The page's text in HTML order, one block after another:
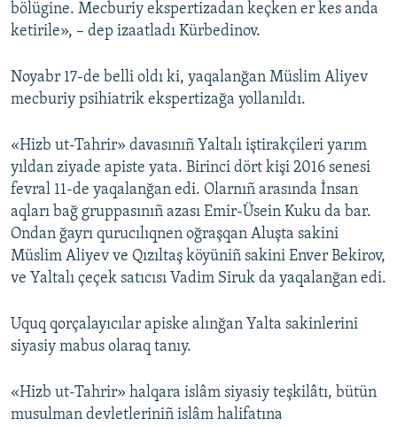
bölügine. Mecburiy ekspertizadan keçken er kes anda
ketirile», – dep izaatladı Kürbedinov.
Noyabr 17-de belli oldı ki, yaqalanğan Müslim Aliyev
mecburiy psihiatrik ekspertizağa yollanıldı.
«Hizb ut-Tahrir» davasınıñ Yaltalı iştirakçileri yarım
yıldan ziyade apiste yata. Birinci dört kişi 2016 senesi
fevral 11-de yaqalanğan edi. Olarnıñ arasında İnsan
aqları bağ gruppasınıñ azası Emir-Üsein Kuku da bar.
Ondan ğayrı qurucılıqnen oğraşqan Aluşta sakini
Müslim Aliyev ve Qızıltaş köyüniñ sakini Enver Bekirov,
ve Yaltalı çeçek satıcısı Vadim Siruk da yaqalanğan edi.
Uquq qorçalayıcılar apiske alınğan Yalta sakinlerini
siyasiy mabus olaraq tanıy.
«Hizb ut-Tahrir» halqara islâm siyasiy teşkilâtı, bütün
musulman devletleriniñ islâm halifatına